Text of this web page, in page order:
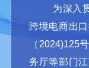
为深入
跨境电商出
（2024)125
务厅等部门